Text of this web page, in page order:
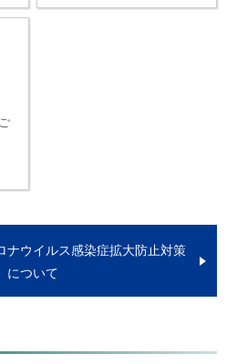
ナウイルス感染症拡大防止対策
について